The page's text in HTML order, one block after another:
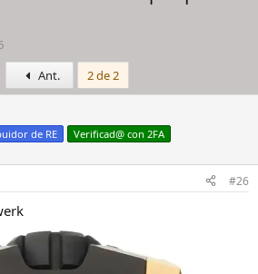
PrimeroAnt. 2 de 2
de RE Verificad@ con 2FA
#26